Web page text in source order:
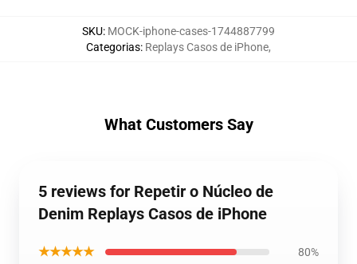
SKU: MOCK-iphone-cases-1744887799
Categorias: Replays Casos de iPhone,
What Customers Say
5 reviews for Repetir o Núcleo de
Denim Replays Casos de iPhone
★★★★★ 80%